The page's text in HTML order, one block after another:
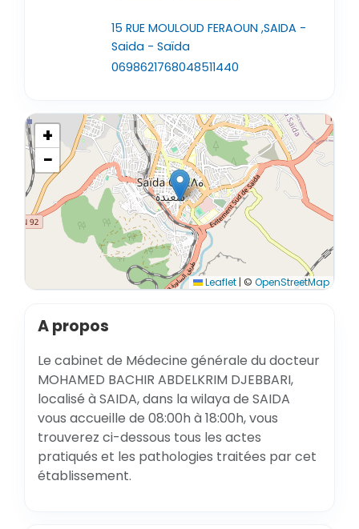
15 RUE MOULOUD FERAOUN ,SAIDA -
Saida - Saïda
0698621768048511440
+
−
Leaflet | © OpenStreetMap
A propos
Le cabinet de Médecine générale du docteur
MOHAMED BACHIR ABDELKRIM DJEBBARI,
localisé à SAIDA, dans la wilaya de SAIDA
vous accueille de 08:00h à 18:00h, vous
trouverez ci-dessous tous les actes
pratiqués et les pathologies traitées par cet
établissement.